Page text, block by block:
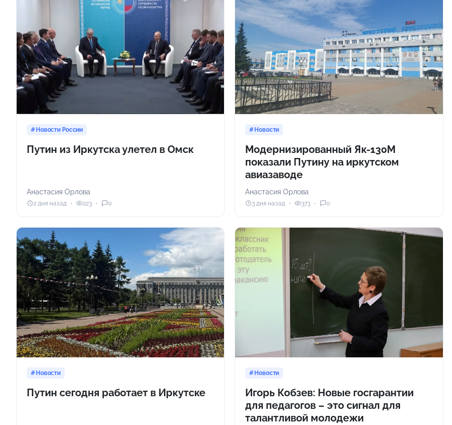
Новости России
Путин из Иркутска улетел в Омск
Анастасия Орлова
2 дня назад 223 0
Новости
Модернизированный Як-130М
показали Путину на иркутском
авиазаводе
Анастасия Орлова
3 дня назад 373 0
Новости
Путин сегодня работает в Иркутске
Новости
Игорь Кобзев: Новые госгарантии
для педагогов – это сигнал для
талантливой молодежи